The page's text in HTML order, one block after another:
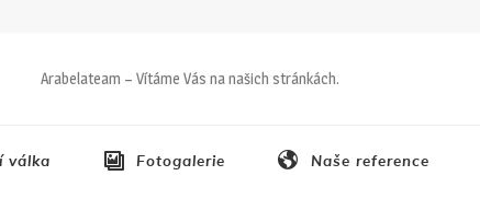
Arabelateam – Vítáme Vás na našich stránkách.
válka Fotogalerie Naše reference